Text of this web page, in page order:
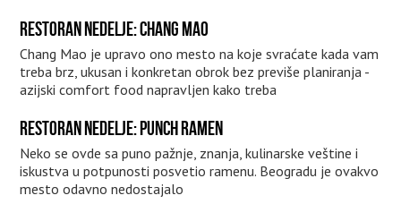
RESTORAN NEDELJE: CHANG MAO
Chang Mao je upravo ono mesto na koje svraćate kada vam
treba brz, ukusan i konkretan obrok bez previše planiranja -
azijski comfort food napravljen kako treba
RESTORAN NEDELJE: PUNCH RAMEN
Neko se ovde sa puno pažnje, znanja, kulinarske veštine i
iskustva u potpunosti posvetio ramenu. Beogradu je ovakvo
mesto odavno nedostajalo